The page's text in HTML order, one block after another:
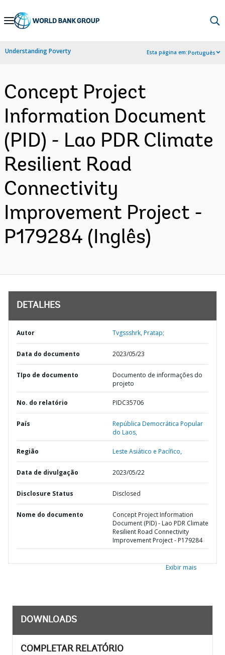
Skip
Navigation
Understanding Poverty Esta página em:Português
Concept Project
Information Document
(PID) - Lao PDR Climate
Resilient Road
Connectivity
Improvement Project -
P179284 (Inglês)
DETALHES
Autor Tvgssshrk, Pratap;
Data do documento 2023/05/23
TIpo de documento
Documento de informações do
projeto
No. do relatório PIDC35706
País
República Democrática Popular
do Laos,
Região Leste Asiático e Pacífico,
Data de divulgação 2023/05/22
Disclosure Status Disclosed
Nome do documento
Concept Project Information
Document (PID) - Lao PDR Climate
Resilient Road Connectivity
Improvement Project - P179284
Exibir mais
DOWNLOADS
COMPLETAR RELATÓRIO